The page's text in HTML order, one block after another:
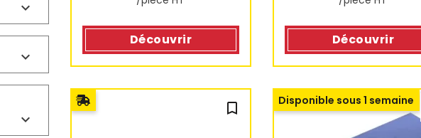
Découvrir Découvrir
bookmark_outline Disponible sous 1 semaine